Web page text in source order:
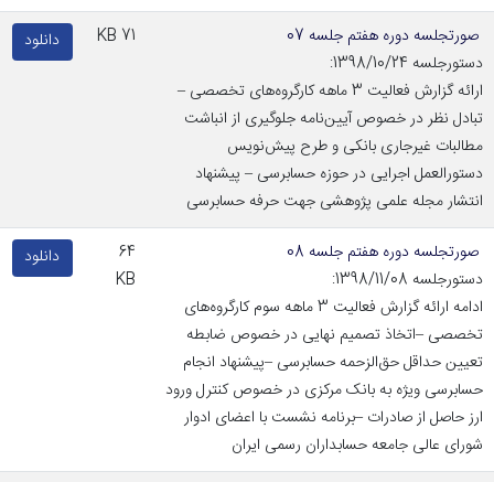
صورتجلسه دوره هفتم جلسه 07
دستورجلسه 1398/10/24:
ارائه گزارش فعالیت 3 ماهه کارگروه‌های تخصصی –
تبادل نظر در خصوص آیین‌نامه جلوگیری از انباشت
مطالبات غیرجاری بانکی و طرح پیش‌نویس
دستورالعمل اجرایی در حوزه حسابرسی – پیشنهاد
انتشار مجله علمی پژوهشی جهت حرفه حسابرسی
71 KB دانلود
صورتجلسه دوره هفتم جلسه 08
دستورجلسه 1398/11/08:
ادامه ارائه گزارش فعالیت 3 ماهه سوم کارگروه‌های
تخصصی –اتخاذ تصمیم نهایی در خصوص ضابطه
تعیین حداقل حق‌الزحمه حسابرسی –پیشنهاد انجام
حسابرسی ویژه به بانک مرکزی در خصوص کنترل ورود
ارز حاصل از صادرات –برنامه نشست با اعضای ادوار
شورای عالی جامعه حسابداران رسمی ایران
64
KB
دانلود